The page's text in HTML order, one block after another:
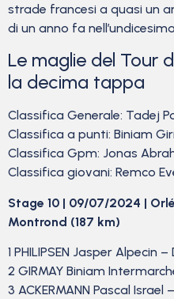
strade francesi a quasi un
di un anno fa
Le maglie del Tour
la decima tappa
Classifica Generale: Tadej
Classifica a punti: Biniam
Classifica Gpm: Jonas
Classifica giovani: Remco
Stage 10 | 09/07/2024 |
Montrond (187 km)
1 PHILIPSEN Jasper Alpecin
2 GIRMAY Biniam
3 ACKERMANN Pascal Israel